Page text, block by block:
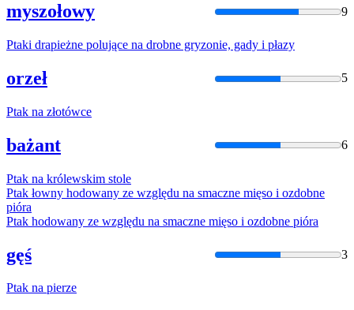
myszołowy 9
Ptaki drapieżne polujące na drobne gryzonie, gady i płazy
orzeł 5
Ptak na złotówce
bażant 6
Ptak na królewskim stole
Ptak łowny hodowany ze względu na smaczne mięso i ozdobne
pióra
Ptak hodowany ze względu na smaczne mięso i ozdobne pióra
gęś 3
Ptak na pierze